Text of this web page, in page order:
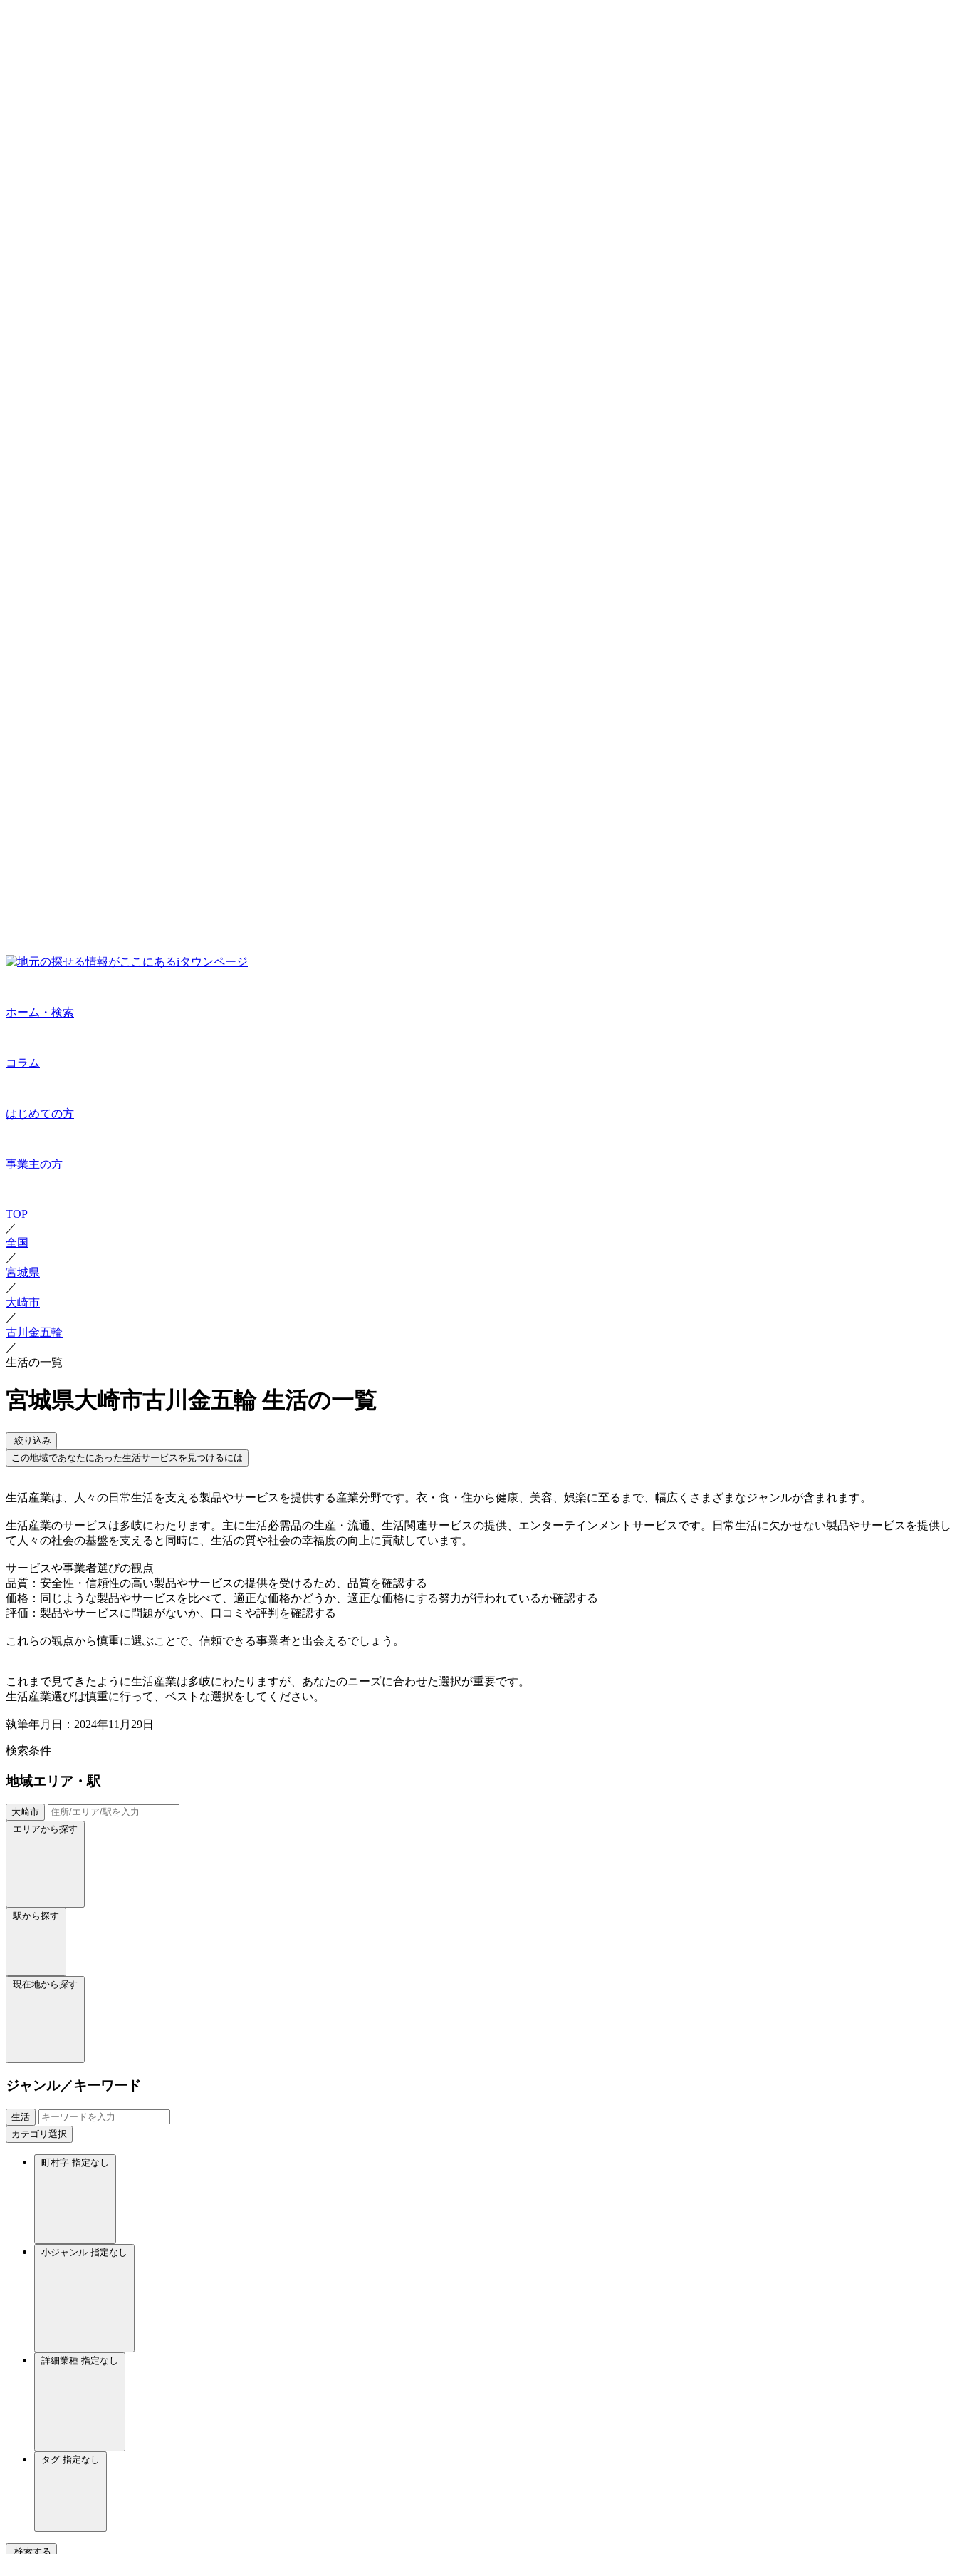
ホーム・検索
コラム
はじめての方
事業主の方
TOP
／
全国
／
宮城県
／
大崎市
／
古川金五輪
／
生活の一覧
宮城県大崎市古川金五輪 生活の一覧
絞り込み
この地域であなたにあった生活サービスを見つけるには
生活産業は、人々の日常生活を支える製品やサービスを提供する産業分野です。衣・食・住から健康、美容、娯楽に至るまで、幅広くさまざまなジャンルが含まれます。
生活産業のサービスは多岐にわたります。主に生活必需品の生産・流通、生活関連サービスの提供、エンターテインメントサービスです。日常生活に欠かせない製品やサービスを提供し
て人々の社会の基盤を支えると同時に、生活の質や社会の幸福度の向上に貢献しています。
サービスや事業者選びの観点
品質：安全性・信頼性の高い製品やサービスの提供を受けるため、品質を確認する
価格：同じような製品やサービスを比べて、適正な価格かどうか、適正な価格にする努力が行われているか確認する
評価：製品やサービスに問題がないか、口コミや評判を確認する
これらの観点から慎重に選ぶことで、信頼できる事業者と出会えるでしょう。
これまで見てきたように生活産業は多岐にわたりますが、あなたのニーズに合わせた選択が重要です。
生活産業選びは慎重に行って、ベストな選択をしてください。
執筆年月日：2024年11月29日
検索条件
地域エリア・駅
大崎市
エリアから探す
駅から探す
現在地から探す
ジャンル／キーワード
生活
カテゴリ選択
町村字 指定なし
小ジャンル 指定なし
詳細業種 指定なし
タグ 指定なし
検索する